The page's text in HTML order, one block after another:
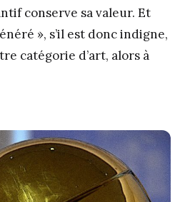
conserve sa valeur. Et
», s’il est donc indigne,
catégorie d’art, alors à